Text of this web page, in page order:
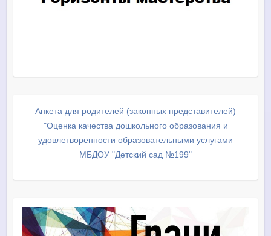
Анкета для родителей (законных представителей)
"Оценка качества дошкольного образования и
удовлетворенности образовательными услугами
МБДОУ "Детский сад №199"